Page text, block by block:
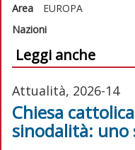
Area
EUROPA
Nazioni
Leggi anche
Attualità, 2026-14
Chiesa
sinodalità: